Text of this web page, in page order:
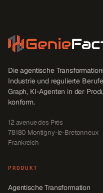
Die agentische
Industrie und regulierte
Graph, KI-Agenten in der
konform.
12 avenue des Prés
78180 Montigny-le-Bretonneux
Frankreich
PRODUKT
Agentische Transformation